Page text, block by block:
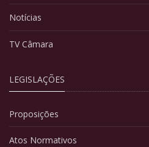
Notícias
TV Câmara
LEGISLAÇÕES
Proposições
Atos Normativos